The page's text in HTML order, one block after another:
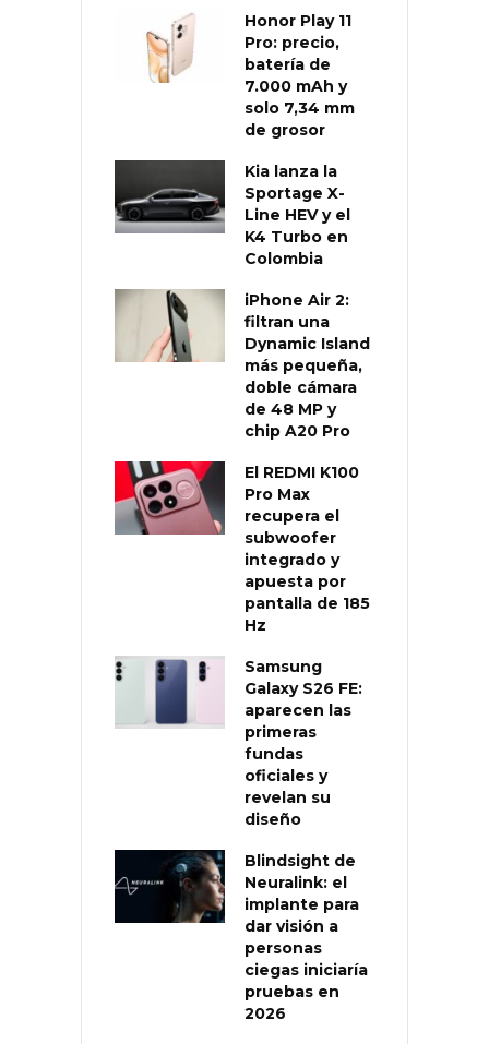
Honor Play 11
Pro: precio,
batería de
7.000 mAh y
solo 7,34 mm
de grosor
Kia lanza la
Sportage X-
Line HEV y el
K4 Turbo en
Colombia
iPhone Air 2:
filtran una
Dynamic Island
más pequeña,
doble cámara
de 48 MP y
chip A20 Pro
El REDMI K100
Pro Max
recupera el
subwoofer
integrado y
apuesta por
pantalla de 185
Hz
Samsung
Galaxy S26 FE:
aparecen las
primeras
fundas
oficiales y
revelan su
diseño
Blindsight de
Neuralink: el
implante para
dar visión a
personas
ciegas iniciaría
pruebas en
2026